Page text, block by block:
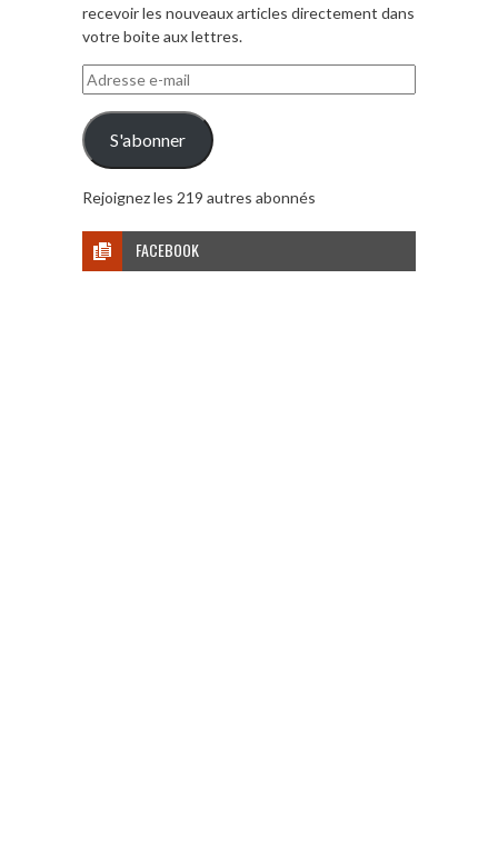
recevoir les nouveaux articles directement dans
votre boite aux lettres.
Adresse
e-
mail
S'abonner
Rejoignez les 219 autres abonnés
FACEBOOK